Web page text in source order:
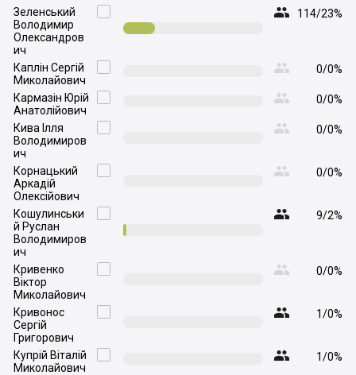

Зеленський
Володимир
Олександров
ич
 114/23%

Каплін Сергій
Миколайович
 0/0%

Кармазін Юрій
Анатолійович
 0/0%

Кива Ілля
Володимиров
ич
 0/0%

Корнацький
Аркадій
Олексійович
 0/0%

Кошулинськи
й Руслан
Володимиров
ич
 9/2%

Кривенко
Віктор
Миколайович
 0/0%

Кривонос
Сергій
Григорович
 1/0%

Купрій Віталій
Миколайович
 1/0%